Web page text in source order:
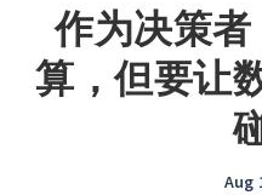
作为决策
算，但要让
Aug